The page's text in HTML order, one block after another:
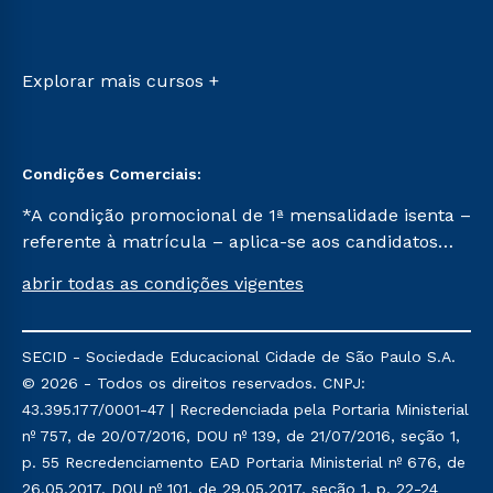
Vestibular Mérito
Vestibular Solidário
Canais de Atendimento
Explorar mais cursos +
Condições Comerciais:
*A condição promocional de 1ª mensalidade isenta –
referente à matrícula – aplica-se aos candidatos
na prova on-line ou agendada, que ofertam bolsas
semestre vigente, que ainda não tenham efetivado
e/ou não tenham cancelado ou trancado sua
matrícula em uma das Instituições da Cruzeiro do
Sul Educacional, no período de um ano. Tais
condições não se aplicam aos cursos de Medicina, e
também para matriculados via FIES, Prouni e
abrir todas as condições vigentes
SECID - Sociedade Educacional Cidade de São Paulo S.A.
© 2026 - Todos os direitos reservados. CNPJ:
43.395.177/0001-47 | Recredenciada pela Portaria Ministerial
nº 757, de 20/07/2016, DOU nº 139, de 21/07/2016, seção 1,
p. 55 Recredenciamento EAD Portaria Ministerial nº 676, de
26.05.2017, DOU nº 101, de 29.05.2017, seção 1, p. 22-24